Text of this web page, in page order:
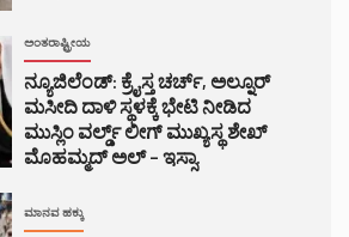
ಅಂತರಾಷ್ಟ್ರೀಯ
ನ್ಯೂಜಿಲೆಂಡ್: ಕ್ರೈಸ್ತ ಚರ್ಚ್, ಅಲ್ನೂರ್
ಮಸೀದಿ ದಾಳಿ ಸ್ಥಳಕ್ಕೆ ಭೇಟಿ ನೀಡಿದ
ಮುಸ್ಲಿಂ ವರ್ಲ್ಡ್ ಲೀಗ್ ಮುಖ್ಯಸ್ಥ ಶೇಖ್
ಮೊಹಮ್ಮದ್ ಅಲ್ – ಇಸ್ಸಾ.
ಮಾನವ ಹಕ್ಕು